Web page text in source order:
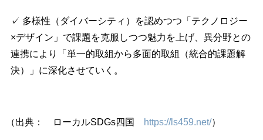
✓ 多様性（ダイバーシティ）を認めつつ「テクノロジー
×デザイン」で課題を克服しつつ魅力を上げ、異分野との
連携により「単一的取組から多面的取組（統合的課題解
決）」に深化させていく。
（出典： ローカルSDGs四国 https://ls459.net/）